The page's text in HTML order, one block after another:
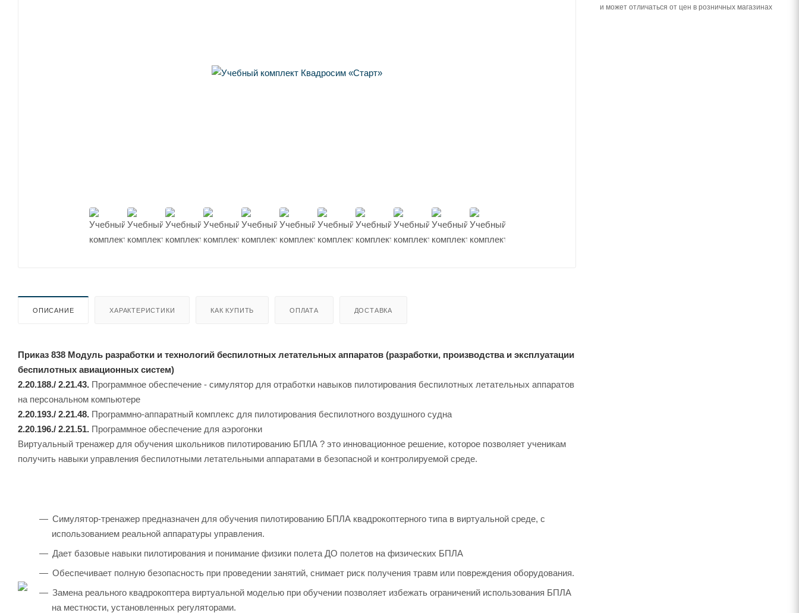
ОПИСАНИЕ ХАРАКТЕРИСТИКИ КАК КУПИТЬ ОПЛАТА ДОСТАВКА
Приказ 838 Модуль разработки и технологий беспилотных летательных аппаратов (разработки, производства и эксплуатации
беспилотных авиационных систем)
2.20.188./ 2.21.43. Программное обеспечение - симулятор для отработки навыков пилотирования беспилотных летательных аппаратов
на персональном компьютере
2.20.193./ 2.21.48. Программно-аппаратный комплекс для пилотирования беспилотного воздушного судна
2.20.196./ 2.21.51. Программное обеспечение для аэрогонки
Виртуальный тренажер для обучения школьников пилотированию БПЛА ? это инновационное решение, которое позволяет ученикам
получить навыки управления беспилотными летательными аппаратами в безопасной и контролируемой среде.
Симулятор-тренажер предназначен для обучения пилотированию БПЛА квадрокоптерного типа в виртуальной среде, с
использованием реальной аппаратуры управления.
Дает базовые навыки пилотирования и понимание физики полета ДО полетов на физических БПЛА
Обеспечивает полную безопасность при проведении занятий, снимает риск получения травм или повреждения оборудования.
Замена реального квадрокоптера виртуальной моделью при обучении позволяет избежать ограничений использования БПЛА
на местности, установленных регуляторами.
и может отличаться от цен в розничных магазинах